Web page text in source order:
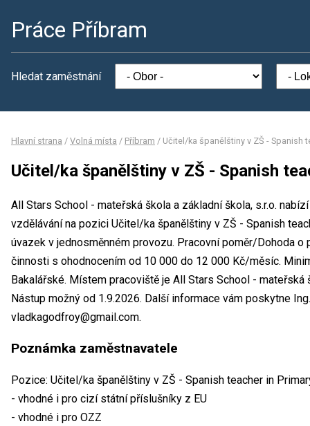
Práce Příbram
Hledat zaměstnání
Hlavní strana / Volná místa / Příbram / Učitel/ka španělštiny v ZŠ - Spanish
Učitel/ka španělštiny v ZŠ - Spanish
All Stars School - mateřská škola a základní škola, s.r.o.
vzdělávání na pozici Učitel/ka španělštiny v ZŠ - Spanish
úvazek v jednosměnném provozu. Pracovní poměr/Dohoda
činnosti s ohodnocením od 10 000 do 12 000 Kč/měsíc.
Bakalářské. Místem pracoviště je All Stars School - mateřská
Nástup možný od 1.9.2026. Další informace vám poskytne
vladkagodfroy@gmail.com.
Poznámka zaměstnavatele
Pozice: Učitel/ka španělštiny v ZŠ - Spanish teacher in
- vhodné i pro cizí státní příslušníky z EU
- vhodné i pro OZZ